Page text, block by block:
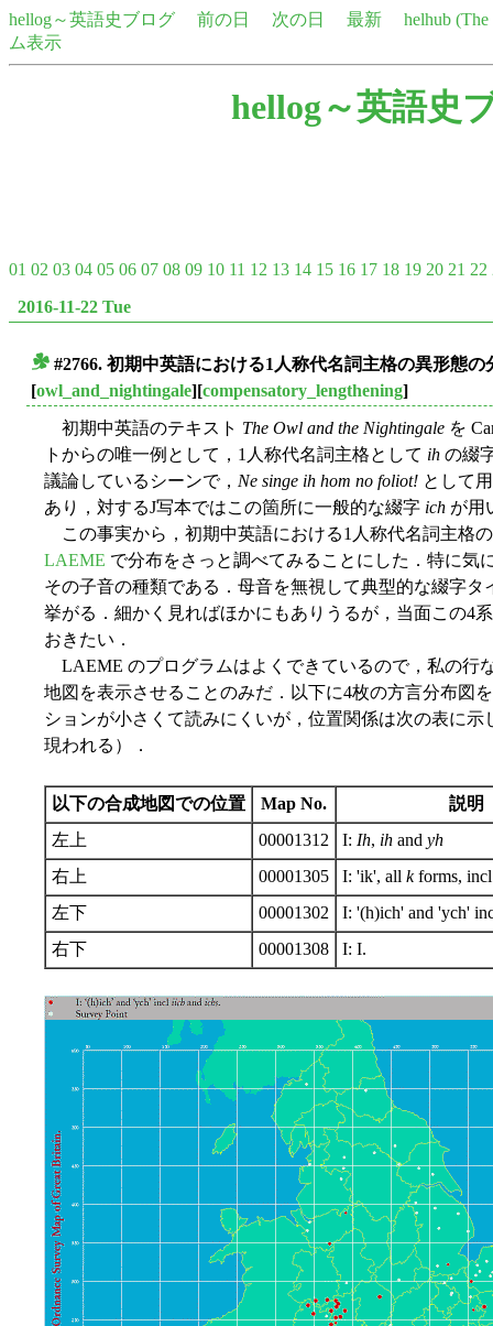
hellog～英語史ブログ 前の日 次の日 最新
helhub
ム表示
hellog～英語史
01 02 03 04 05 06 07 08 09 10 11 12 13 14 15 16 17 18 19 20 21 22
2016-11-22 Tue
#2766. 初期中英語における1人称代名詞主格の異形態の
[owl_and_nightingale][compensatory_lengthening]
初期中英語のテキスト The Owl and the Nightingale を
トからの唯一例として，1人称代名詞主格として ih の綴
議論しているシーンで， Ne singe ih hom no foliot! として
あり，対するJ写本ではこの箇所に一般的な綴字 ich が用
この事実から，初期中英語における1人称代名詞主格
LAEME で分布をさっと調べてみることにした．特に気
その子音の種類である．母音を無視して典型的な綴字タ
挙がる．細かく見ればほかにもありうるが，当面この4
おきたい．
LAEME のプログラムはよくできているので，私の行
地図を表示させることのみだ．以下に4枚の方言分布図
ションが小さくて読みにくいが，位置関係は次の表に
現われる）．
以下の合成地図での位置 Map No.
説明
左上
00001312 I: Ih, ih and yh
右上
00001305 I: 'ik', all kforms,
左下
00001302
I: '(h)ich' and 'ych'
右下
00001308 I: I.